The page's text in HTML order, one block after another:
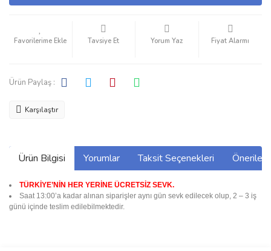
Tavsiye Et Yorum Yaz Fiyat Alarmı
Ürün Paylaş :
Karşılaştır
Ürün Bilgisi Yorumlar Taksit Seçenekleri
TÜRKİYE’NİN HER YERİNE ÜCRETSİZ SEVK.
Saat 13:00’a kadar alınan siparişler aynı gün sevk edilecek olup, 2 – 3 iş
günü içinde teslim edilebilmektedir.